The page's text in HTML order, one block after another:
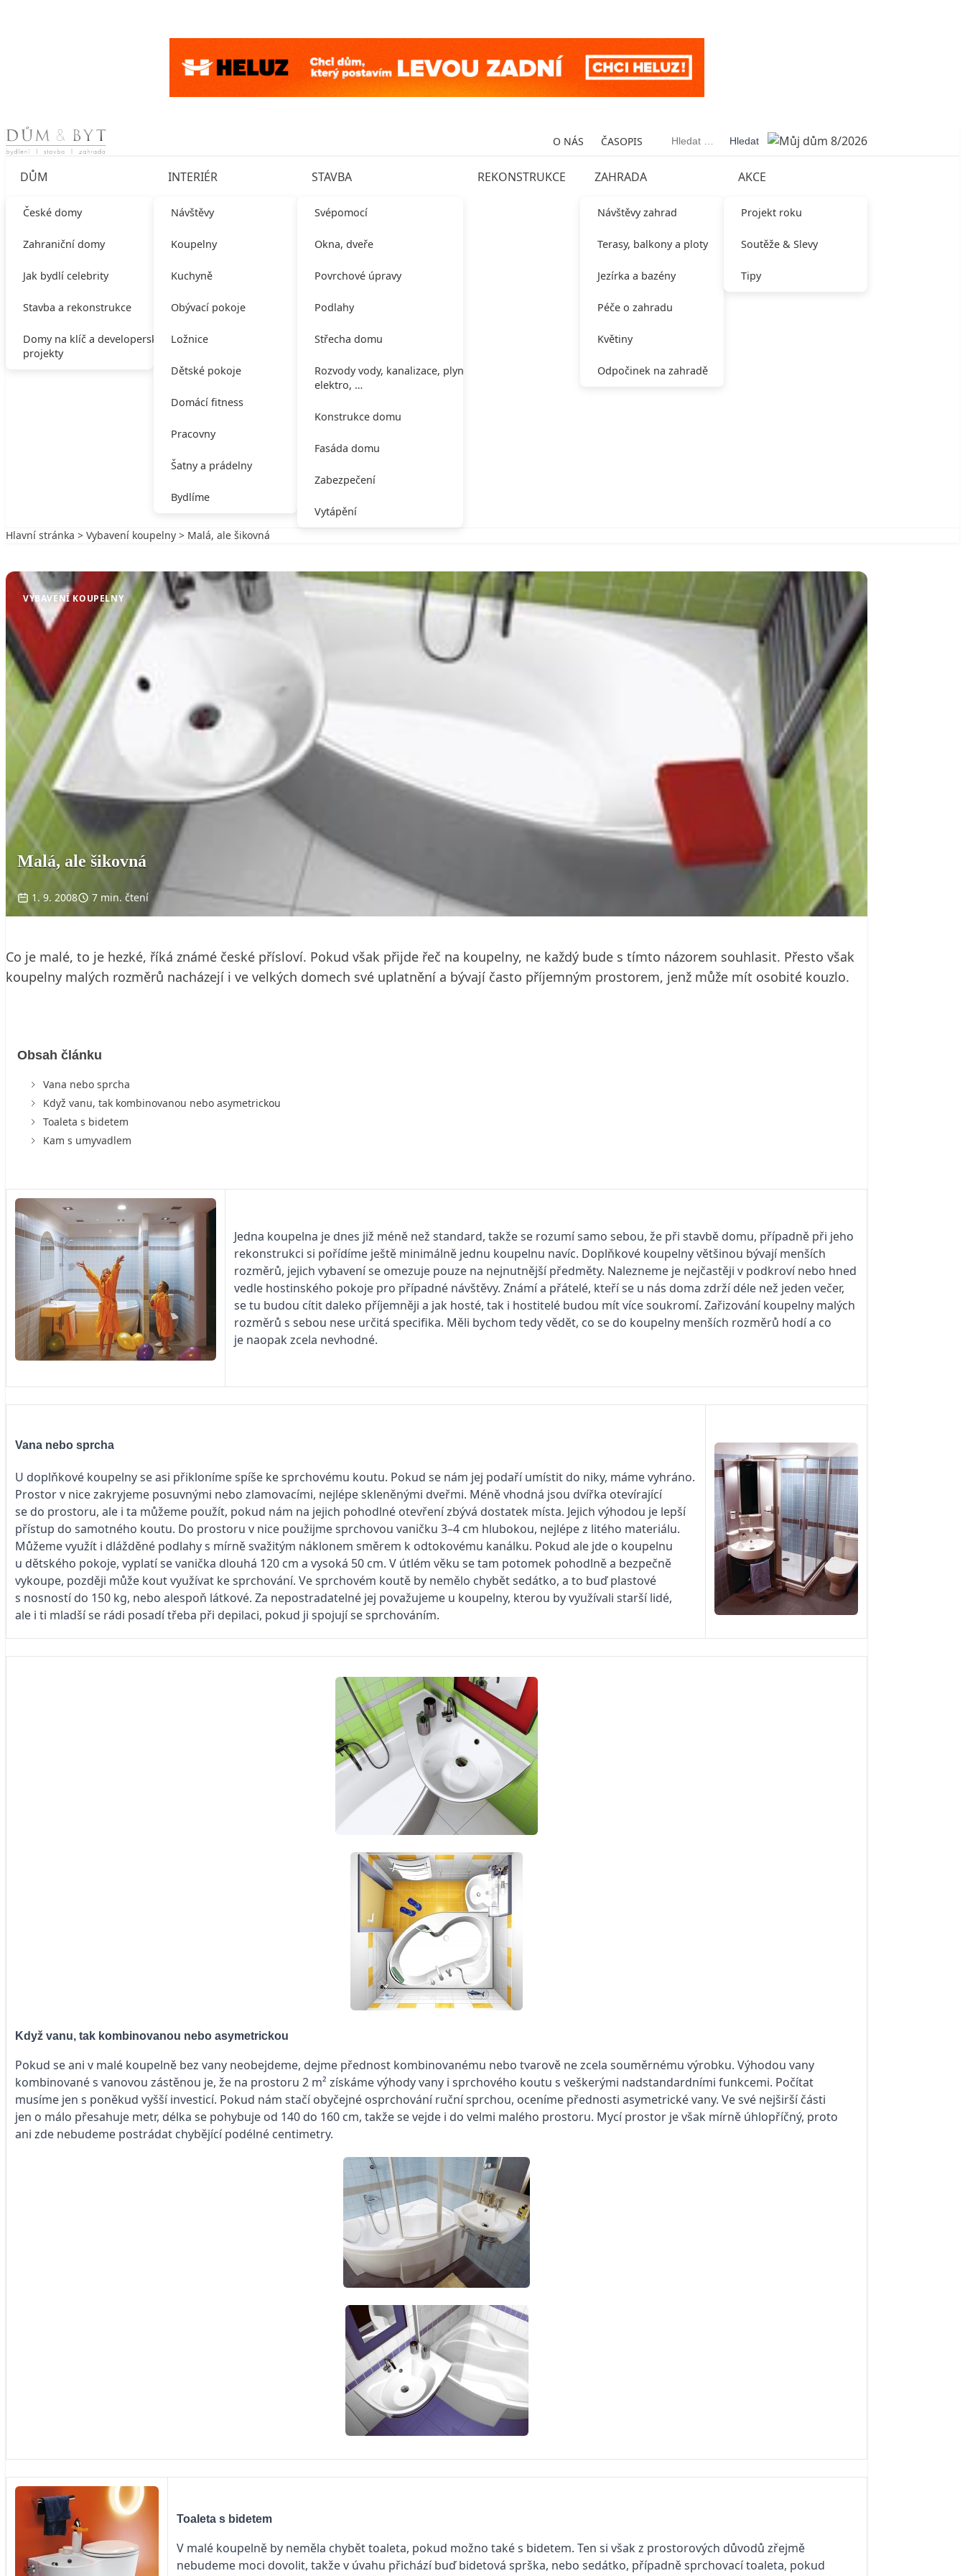
Skip to content O NÁS ČASOPIS Vyhledávání
DŮM
České domy
Zahraniční domy
Jak bydlí celebrity
Stavba a rekonstrukce
Domy na klíč a developerské
projekty
INTERIÉR
Návštěvy
Koupelny
Kuchyně
Obývací pokoje
Ložnice
Dětské pokoje
Domácí fitness
Pracovny
Šatny a prádelny
Bydlíme
STAVBA
Svépomocí
Okna, dveře
Povrchové úpravy
Podlahy
Střecha domu
Rozvody vody, kanalizace, plynu,
elektro, …
Konstrukce domu
Fasáda domu
Zabezpečení
Vytápění
REKONSTRUKCE ZAHRADA
Návštěvy zahrad
Terasy, balkony a ploty
Jezírka a bazény
Péče o zahradu
Květiny
Odpočinek na zahradě
AKCE
Projekt roku
Soutěže & Slevy
Tipy
Hlavní stránka > Vybavení koupelny > Malá, ale šikovná
VYBAVENÍ KOUPELNY
Malá, ale šikovná
1. 9. 2008 7 min. čtení
Co je malé, to je hezké, říká známé české přísloví. Pokud však přijde řeč na koupelny, ne každý bude s tímto názorem souhlasit. Přesto však
koupelny malých rozměrů nacházejí i ve velkých domech své uplatnění a bývají často příjemným prostorem, jenž může mít osobité kouzlo.
Obsah článku
Vana nebo sprcha
Když vanu, tak kombinovanou nebo asymetrickou
Toaleta s bidetem
Kam s umyvadlem
Jedna koupelna je dnes již méně než standard, takže se rozumí samo sebou, že při stavbě domu, případně při jeho
rekonstrukci si pořídíme ještě minimálně jednu koupelnu navíc. Doplňkové koupelny většinou bývají menších
rozměrů, jejich vybavení se omezuje pouze na nejnutnější předměty. Nalezneme je nejčastěji v podkroví nebo hned
vedle hostinského pokoje pro případné návštěvy. Známí a přátelé, kteří se u nás doma zdrží déle než jeden večer,
se tu budou cítit daleko příjemněji a jak hosté, tak i hostitelé budou mít více soukromí. Zařizování koupelny malých
rozměrů s sebou nese určitá specifika. Měli bychom tedy vědět, co se do koupelny menších rozměrů hodí a co
je naopak zcela nevhodné.
Vana nebo sprcha
U doplňkové koupelny se asi přikloníme spíše ke sprchovému koutu. Pokud se nám jej podaří umístit do niky, máme vyhráno.
Prostor v nice zakryjeme posuvnými nebo zlamovacími, nejlépe skleněnými dveřmi. Méně vhodná jsou dvířka otevírající
se do prostoru, ale i ta můžeme použít, pokud nám na jejich pohodlné otevření zbývá dostatek místa. Jejich výhodou je lepší
přístup do samotného koutu. Do prostoru v nice použijme sprchovou vaničku 3–4 cm hlubokou, nejlépe z litého materiálu.
Můžeme vy­užít i dlážděné podlahy s mírně svažitým náklonem směrem k odtokovému kanálku. Pokud ale jde o koupelnu
u dětského pokoje, vyplatí se vanička dlouhá 120 cm a vysoká 50 cm. V útlém věku se tam potomek pohodlně a bezpečně
vykoupe, později může kout využívat ke sprchování. Ve sprchovém koutě by nemělo chybět sedátko, a to buď plastové
s nosností do 150 kg, nebo alespoň látkové. Za nepostradatelné jej považujeme u koupelny, kterou by využívali starší lidé,
ale i ti mladší se rádi posadí třeba při depilaci, pokud ji spojují se sprchováním.
Když vanu, tak kombinovanou nebo asymetrickou
Pokud se ani v malé koupelně bez vany neobejdeme, dejme přednost kombinovanému nebo tvarově ne zcela souměrnému výrobku. Výhodou vany
kombinované s vanovou zástěnou je, že na prostoru 2 m² získáme výhody vany i sprchového koutu s veškerými nadstandardními funkcemi. Počítat
musíme jen s poněkud vyšší investicí. Pokud nám stačí obyčejné osprchování ruční sprchou, oceníme přednosti asymetrické vany. Ve své nejširší části
jen o málo přesahuje metr, délka se pohybuje od 140 do 160 cm, takže se vejde i do velmi malého prostoru. Mycí prostor je však mírně úhlopříčný, proto
ani zde nebudeme postrádat chybějící podélné centimetry.
Toaleta s bidetem
V malé koupelně by neměla chybět toaleta, pokud možno také s bidetem. Ten si však z prostorových důvodů zřejmě
nebudeme moci dovolit, takže v úvahu přichází buď bidetová sprška, nebo sedátko, případně sprchovací toaleta, pokud